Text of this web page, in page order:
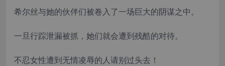
希尔丝与她的伙伴们被卷入了一场巨大的阴谋之中。
一旦行踪泄漏被抓，她们就会遭到残酷的对待。
不忍女性遭到无情凌辱的人请别过头去！